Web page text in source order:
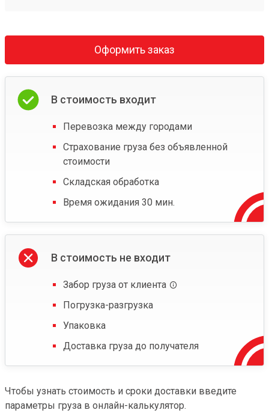
Оформить заказ
В стоимость входит
Перевозка между городами
Страхование груза без объявленной
стоимости
Складская обработка
Время ожидания 30 мин.
В стоимость не входит
Забор груза от клиента
Погрузка-разгрузка
Упаковка
Доставка груза до получателя
Чтобы узнать стоимость и сроки доставки введите
параметры груза в онлайн-калькулятор.